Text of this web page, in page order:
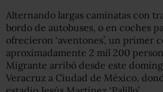
Alternando largas caminatas con
bordo de autobuses, o en coches
ofrecieron ‘aventones’, un primer
aproximadamente 2 mil 200
Migrante arribó desde este
Veracruz a Ciudad de México,